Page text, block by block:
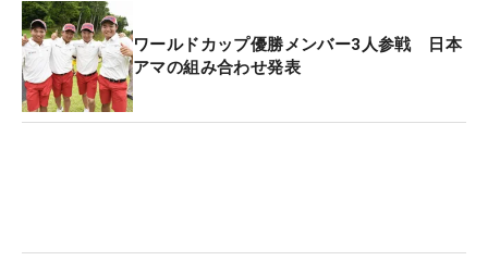
ワールドカップ優勝メンバー3人参戦 日本
アマの組み合わせ発表